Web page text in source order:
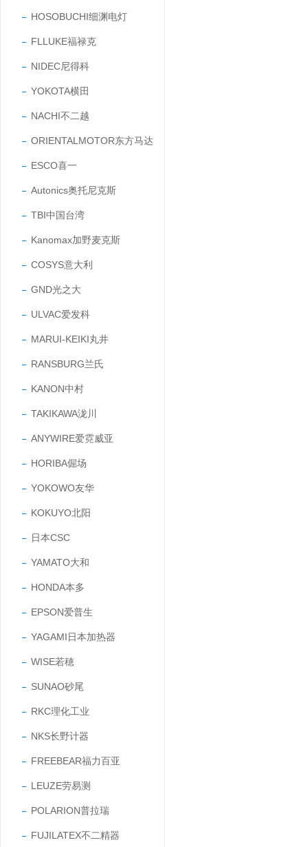
HOSOBUCHI细渊电灯
FLLUKE福禄克
NIDEC尼得科
YOKOTA横田
NACHI不二越
ORIENTALMOTOR东方马达
ESCO喜一
Autonics奥托尼克斯
TBI中国台湾
Kanomax加野麦克斯
COSYS意大利
GND光之大
ULVAC爱发科
MARUI-KEIKI丸井
RANSBURG兰氏
KANON中村
TAKIKAWA泷川
ANYWIRE爱霓威亚
HORIBA倔场
YOKOWO友华
KOKUYO北阳
日本CSC
YAMATO大和
HONDA本多
EPSON爱普生
YAGAMI日本加热器
WISE若穂
SUNAO砂尾
RKC理化工业
NKS长野计器
FREEBEAR福力百亚
LEUZE劳易测
POLARION普拉瑞
FUJILATEX不二精器